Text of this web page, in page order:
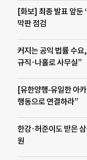
[화보] 최종 발표 앞둔
막판 점검
커지는 공익 법률 수
규직·나홀로 사무실”
[유한양행-유일한 아
행동으로 연결하라”
한강·허준이도 받은
원